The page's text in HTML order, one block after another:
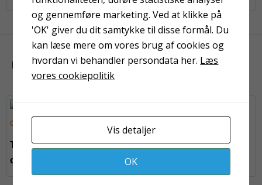
KUNDER HAR OGSÅ KIGGET PÅ
Teleskopskaft 100-200
cm
Lærredstape UV
og gennemføre marketing. Ved at klikke på
'OK' giver du dit samtykke til disse formål. Du
kan læse mere om vores brug af cookies og
hvordan vi behandler persondata her. Læs
vores cookiepolitik
Vis detaljer
OK